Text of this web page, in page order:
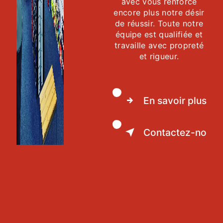
encore plus notre désir
de réussir. Toute notre
équipe est qualifiée et
travaille avec propreté
et rigueur.
En savoir plus
Contactez-nous